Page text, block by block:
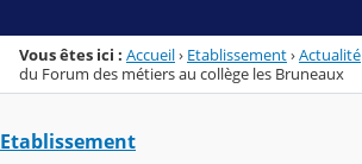
Vous êtes ici : Accueil› Etablissement›Actualité
du Forum des métiers au collège les Bruneaux
Etablissement